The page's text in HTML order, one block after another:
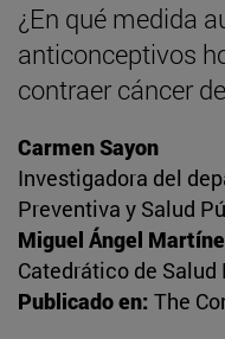
¿En qué medida
anticonceptivos
contraer cáncer
Carmen Sayon
Investigadora del
Preventiva y Salud
Miguel Ángel
Catedrático de Salud
Publicado en: The